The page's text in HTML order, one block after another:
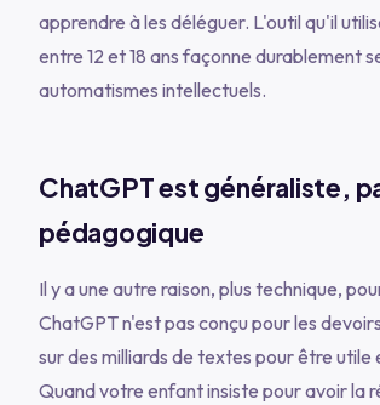
apprendre à les déléguer. L'outil qu'il
entre 12 et 18 ans façonne durablement
automatismes intellectuels.
ChatGPT est généraliste,
pédagogique
Il y a une autre raison, plus technique,
ChatGPT n'est pas conçu pour les
sur des milliards de textes pour être utile
Quand votre enfant insiste pour avoir la